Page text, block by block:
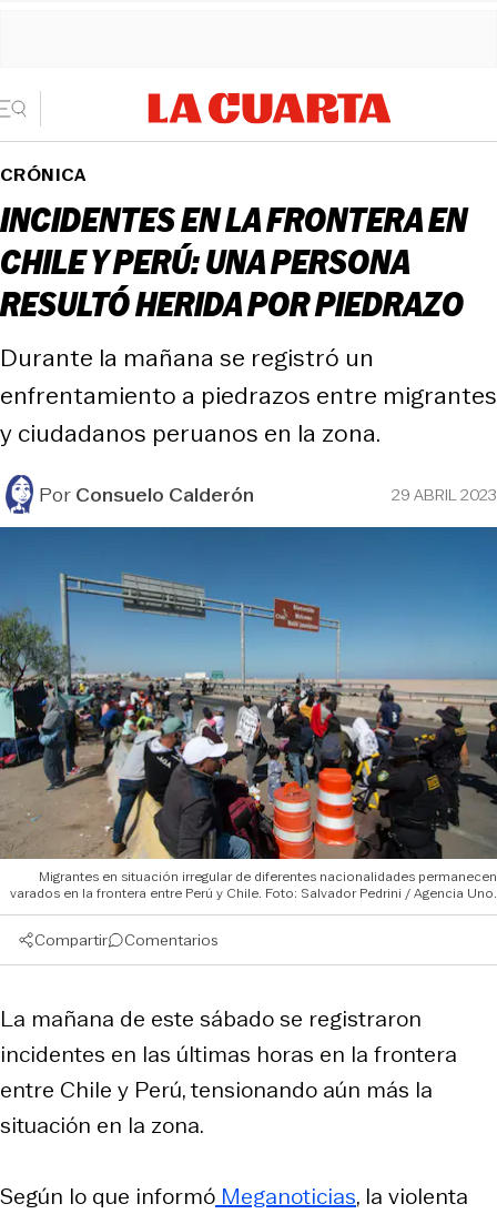
CRÓNICA
INCIDENTES EN LA FRONTERA EN
CHILE Y PERÚ: UNA PERSONA
RESULTÓ HERIDA POR PIEDRAZO
Durante la mañana se registró un
enfrentamiento a piedrazos entre migrantes
y ciudadanos peruanos en la zona.
PorConsuelo Calderón 29 ABRIL 2023
Migrantes en situación irregular de diferentes nacionalidades permanecen
varados en la frontera entre Perú y Chile. Foto: Salvador Pedrini / Agencia Uno.
Compartir Comentarios
La mañana de este sábado se registraron
incidentes en las últimas horas en la frontera
entre Chile y Perú, tensionando aún más la
situación en la zona.
Según lo que informó Meganoticias, la violenta